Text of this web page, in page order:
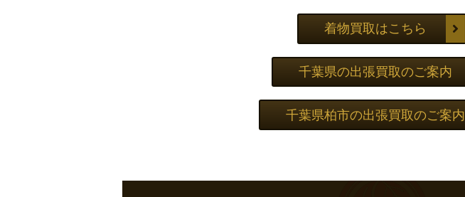
着物買取はこちら
千葉県の出張買取のご案内
千葉県柏市の出張買取のご案内